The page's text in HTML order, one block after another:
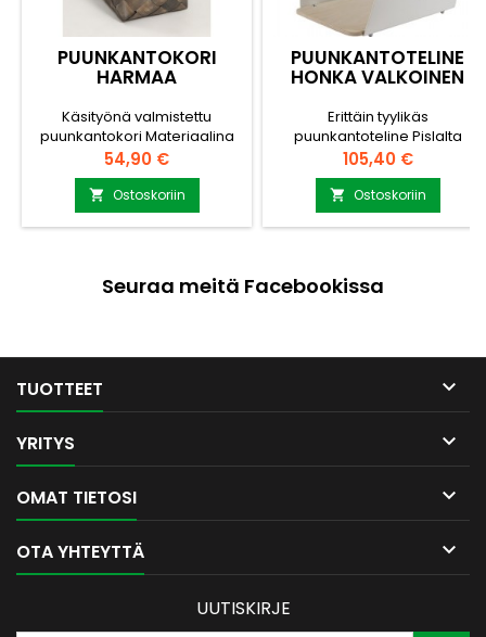
PUUNKANTOKORI
HARMAA
Käsityönä valmistettu
puunkantokori Materiaalina
puuviilu Käsityötä, mitat
saattavat hieman vaihdella
Kahva tuettu kahden viilun
taakse. Perinteinen vanha
malli Valmistuttaja Puuvirrat
Hinta
54,90 €
 Ostoskoriin
PUUNKANTOTELINE
HONKA VALKOINEN
Erittäin tyylikäs
puunkantoteline Pislalta
Materiaalina merialumiini
Pohja koivuvaneria Kahva
massiivikoivua Voi käyttää
vaikka lehtitelineenä Pakattu
näyttävään laatikkoon
Hinta
105,40 €
 Ostoskoriin
Seuraa meitä Facebookissa
TUOTTEET 
YRITYS 
OMAT TIETOSI 
OTA YHTEYTTÄ 
UUTISKIRJE